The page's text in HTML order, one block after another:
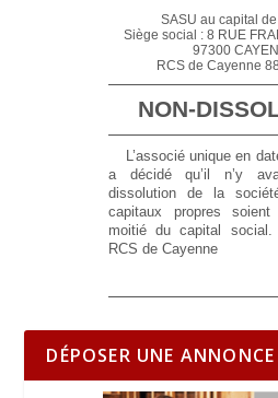
SASU au capital
Siège social : 8 RUE
97300
RCS de Cayenne
NON-
L’associé unique en
a décidé qu’il n’y
dissolution de la
capitaux propres
moitié du capital social.
RCS de Cayenne
DÉPOSER UNE ANNONCE